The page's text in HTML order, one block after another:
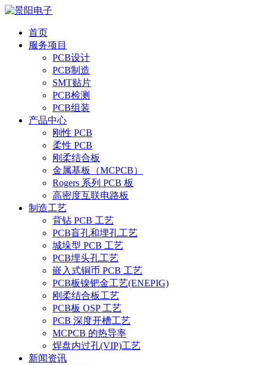
首页
服务项目
PCB设计
PCB制造
SMT贴片
PCB检测
PCB组装
产品中心
刚性 PCB
柔性 PCB
刚柔结合板
金属基板（MCPCB）
Rogers 系列 PCB 板
高密度互联电路板
制造工艺
背钻 PCB 工艺
PCB盲孔和埋孔工艺
城垛型 PCB 工艺
PCB埋头孔工艺
嵌入式铜币 PCB 工艺
PCB板镍钯金工艺(ENEPIG)
刚柔结合板工艺
PCB板 OSP 工艺
PCB 深度开槽工艺
MCPCB 的热导率
焊盘内过孔(VIP)工艺
新闻资讯